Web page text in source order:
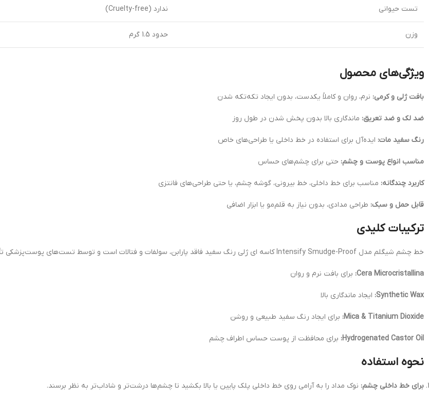
تست حیوانی ندارد (Cruelty-free)
وزن حدود 1.5 گرم
ویژگی‌های محصول
بافت ژلی و کرمی: نرم، روان و کاملاً یکدست، بدون ایجاد تکه‌تکه شدن
ضد لک و ضد تعریق: ماندگاری بالا بدون پخش شدن در طول روز
رنگ سفید مات: ایده‌آل برای استفاده در خط داخلی یا طراحی‌های خاص
مناسب انواع پوست و چشم: حتی برای چشم‌های حساس
کاربرد چندگانه: مناسب برای خط داخلی، خط بیرونی، گوشه چشم، یا حتی طراحی‌های فانتزی
قابل حمل و سبک: طراحی مدادی، بدون نیاز به قلم‌مو یا ابزار اضافی
ترکیبات کلیدی
خط چشم شیگلم مدل Intensify Smudge-Proof کاسه ای ژلی رنگ سفید فاقد پارابن، سولفات و فتالات است و توسط تست‌های پوست‌پزشکی تأیید شده. ترکیبات پایه شامل موارد زیر است:
Cera Microcristallina: برای بافت نرم و روان
Synthetic Wax: ایجاد ماندگاری بالا
Mica & Titanium Dioxide: برای ایجاد رنگ سفید طبیعی و روشن
Hydrogenated Castor Oil: برای محافظت از پوست حساس اطراف چشم
نحوه استفاده
برای خط داخلی چشم: نوک مداد را به آرامی روی خط داخلی پلک پایین یا بالا بکشید تا چشم‌ها درشت‌تر و شاداب‌تر به نظر برسند.